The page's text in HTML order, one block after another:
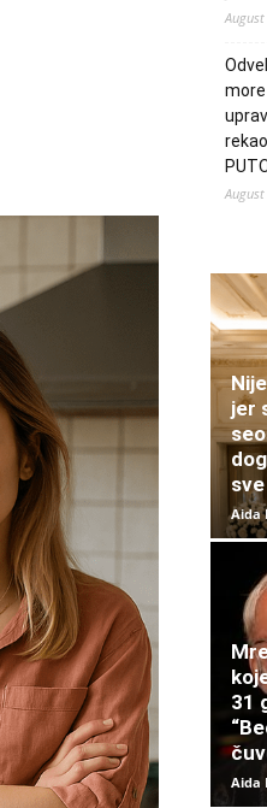
more
jer
Aida
31
Aida